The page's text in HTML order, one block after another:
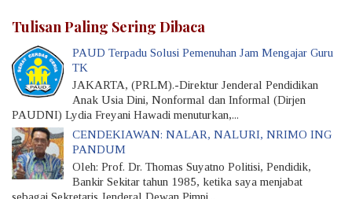
Tulisan Paling Sering Dibaca
PAUD Terpadu Solusi Pemenuhan Jam Mengajar Guru
TK
JAKARTA, (PRLM).-Direktur Jenderal Pendidikan
Anak Usia Dini, Nonformal dan Informal (Dirjen
PAUDNI) Lydia Freyani Hawadi menuturkan,...
CENDEKIAWAN: NALAR, NALURI, NRIMO ING
PANDUM
Oleh: Prof. Dr. Thomas Suyatno Politisi, Pendidik,
Bankir Sekitar tahun 1985, ketika saya menjabat